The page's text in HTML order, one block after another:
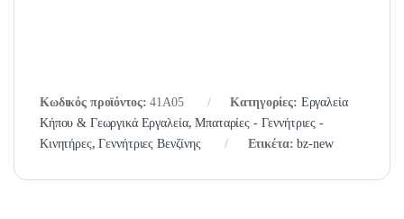
Κωδικός προϊόντος:41A05 Κατηγορίες: Εργαλεία
Κήπου & Γεωργικά Εργαλεία,Μπαταρίες - Γεννήτριες -
Κινητήρες,Γεννήτριες Βενζίνης Ετικέτα:bz-new